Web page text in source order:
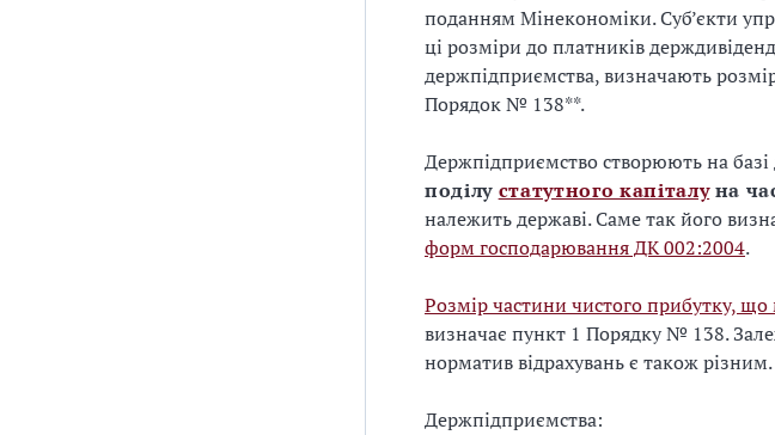
поданням Мінекономіки. Суб’єкти
ці розміри до платників
держпідприємства, визначають
Порядок № 138**.
Держпідприємство створюють на базі
поділу статутного капіталуна
належить державі. Саме так його
форм господарювання ДК 002:2004.
Розмір частини чистого прибутку,
визначає пункт 1 Порядку № 138.
норматив відрахувань є також різним.
Держпідприємства: